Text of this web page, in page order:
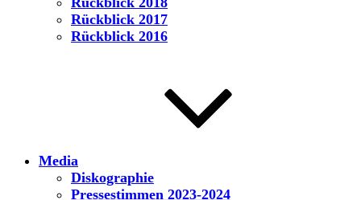
Rückblick 2017
Rückblick 2016
Media
Diskographie
Pressestimmen 2023-2024